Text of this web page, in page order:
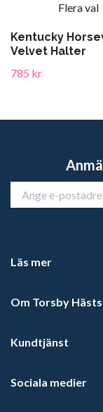
Flera val
Kentucky
Velvet Halter
785 kr
Läs mer
Om Torsby
Kundtjänst
Sociala medier